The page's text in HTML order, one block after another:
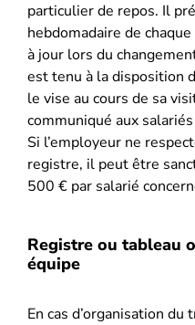
particulier de repos. Il
hebdomadaire de
à jour lors du
est tenu à la disposition
le vise au cours de sa
communiqué aux
Si l’employeur ne
registre, il peut être
500 € par salarié
Registre ou tableau
équipe
En cas d’organisation